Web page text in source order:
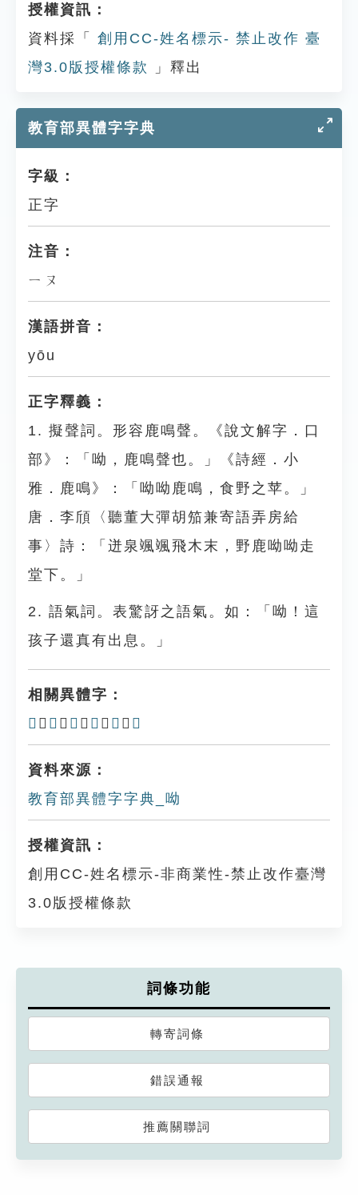
授權資訊：
資料採「
創用CC-姓名標示- 禁止改作 臺
灣3.0版授權條款
」釋出
教育部異體字字典
字級：
正字
注音：
ㄧㄡ
漢語拼音：
yōu
正字釋義：
1. 擬聲詞。形容鹿鳴聲。《說文解字．口
部》：「呦，鹿鳴聲也。」《詩經．小
雅．鹿鳴》：「呦呦鹿鳴，食野之苹。」
唐．李頎〈聽董大彈胡笳兼寄語弄房給
事〉詩：「迸泉颯颯飛木末，野鹿呦呦走
堂下。」
2. 語氣詞。表驚訝之語氣。如：「呦！這
孩子還真有出息。」
相關異體字：
𠲭 、 𠸰 、 𣢜 、 𣢄 、 𠲵 、 㗀
資料來源：
教育部異體字字典_呦
授權資訊：
創用CC-姓名標示-非商業性-禁止改作臺灣
3.0版授權條款
詞條功能
轉寄詞條
錯誤通報
推薦關聯詞